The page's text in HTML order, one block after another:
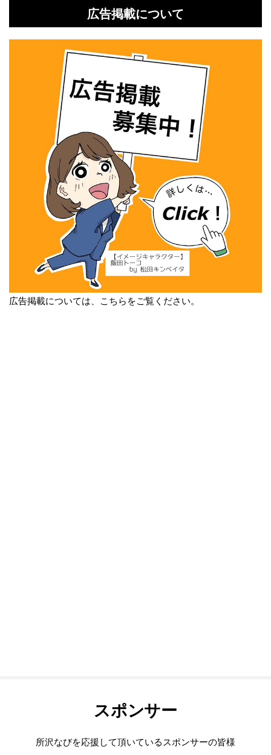
広告掲載について
広告掲載については、こちらをご覧ください。
スポンサー
所沢なびを応援して頂いているスポンサーの皆様